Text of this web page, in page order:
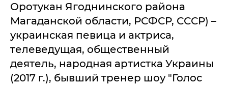
Оротукан Ягоднинского района
Магаданской области, РСФСР, СССР) –
украинская певица и актриса,
телеведущая, общественный
деятель, народная артистка Украины
(2017 г.), бывший тренер шоу "Голос